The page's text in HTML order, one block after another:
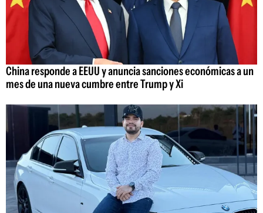
China responde a EEUU y anuncia sanciones económicas a un
mes de una nueva cumbre entre Trump y Xi